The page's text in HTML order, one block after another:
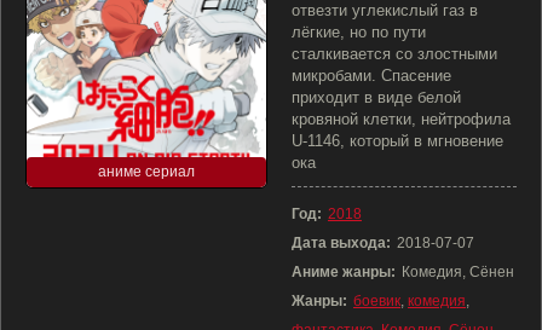
аниме сериал
отвезти углекислый газ в
лёгкие, но по пути
сталкивается со злостными
микробами. Спасение
приходит в виде белой
кровяной клетки, нейтрофила
U-1146, который в мгновение
ока
Год: 2018
Дата выхода: 2018-07-07
Аниме жанры: Комедия, Сёнен
Жанры: боевик, комедия,